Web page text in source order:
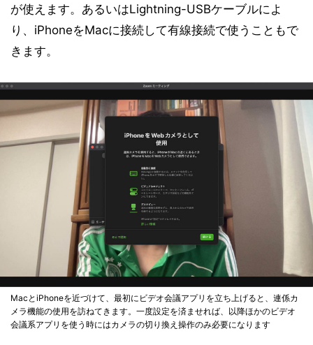
が使えます。あるいはLightning-USBケーブルによ
り、iPhoneをMacに接続して有線接続で使うこともで
きます。
MacとiPhoneを近づけて、最初にビデオ会議アプリを立ち上げると、連係カ
メラ機能の使用を訪ねてきます。一度設定を済ませれば、以降ほかのビデオ
会議系アプリを使う時にはカメラの切り換え操作のみ必要になります